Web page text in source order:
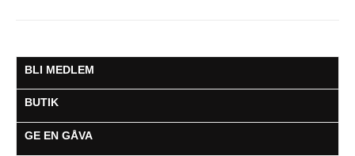
BLI MEDLEM
BUTIK
GE EN GÅVA